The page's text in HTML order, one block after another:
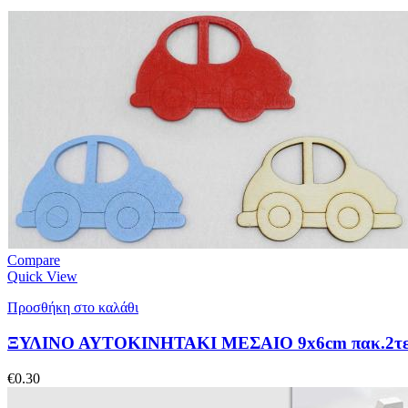
Compare
Quick View
Προσθήκη στο καλάθι
ΞΥΛΙΝΟ ΑΥΤΟΚΙΝΗΤΑΚΙ ΜΕΣΑΙΟ 9x6cm
€0.30